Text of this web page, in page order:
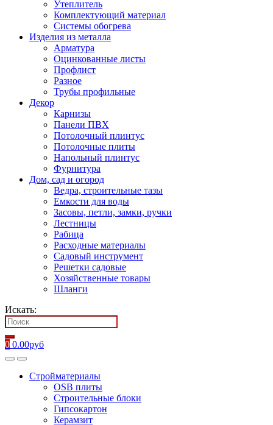
Утеплитель
Комплектующий материал
Системы обогрева
Изделия из металла
Арматура
Оцинкованные листы
Профлист
Разное
Трубы профильные
Декор
Карнизы
Панели ПВХ
Потолочный плинтус
Потолочные плиты
Напольный плинтус
Фурнитура
Дом, сад и огород
Ведра, строительные тазы
Емкости для воды
Засовы, петли, замки, ручки
Лестницы
Рабица
Расходные материалы
Садовый инструмент
Решетки садовые
Хозяйственные товары
Шланги
Искать:
0 0.00руб
Стройматериалы
OSB плиты
Строительные блоки
Гипсокартон
Керамзит